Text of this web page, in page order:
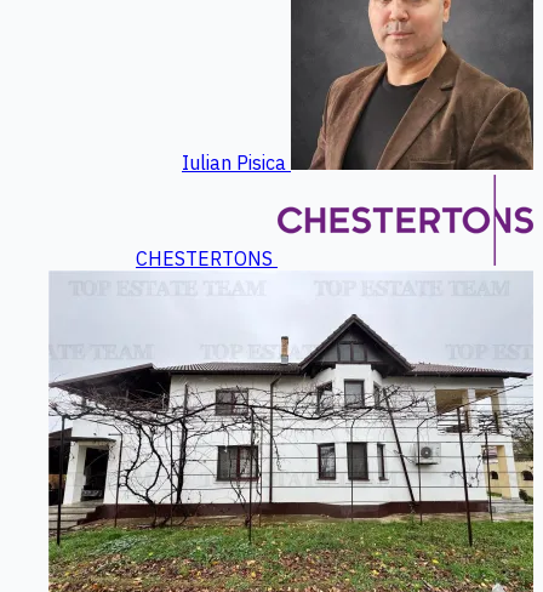
Iulian Pisica
CHESTERTONS